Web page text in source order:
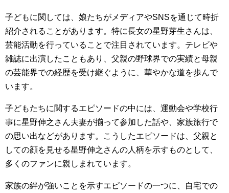
子どもに関しては、娘たちがメディアやSNSを通じて時折
紹介されることがあります。特に長女の星野芽生さんは、
芸能活動を行っていることで注目されています。テレビや
雑誌に出演したこともあり、父親の野球界での実績と母親
の芸能界での経歴を受け継ぐように、華やかな道を歩んで
います。
子どもたちに関するエピソードの中には、運動会や学校行
事に星野伸之さん夫妻が揃って参加した話や、家族旅行で
の思い出などがあります。こうしたエピソードは、父親と
しての顔を見せる星野伸之さんの人柄を示すものとして、
多くのファンに親しまれています。
家族の絆が強いことを示すエピソードの一つに、自宅での